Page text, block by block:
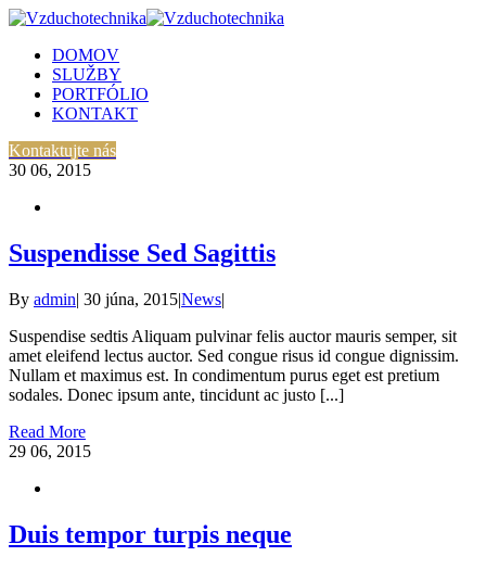
DOMOV
SLUŽBY
PORTFÓLIO
KONTAKT
Facebook
Twitter
Pinterest
Instagram
Kontaktujte nás
30 06, 2015
Suspendisse Sed Sagittis
By admin| 30 júna, 2015|News|
Suspendise sedtis Aliquam pulvinar felis auctor mauris semper, sit
amet eleifend lectus auctor. Sed congue risus id congue dignissim.
Nullam et maximus est. In condimentum purus eget est pretium
sodales. Donec ipsum ante, tincidunt ac justo [...]
Read More
29 06, 2015
Duis tempor turpis neque